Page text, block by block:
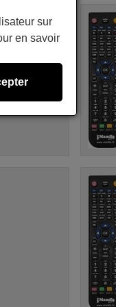
sur
en savoir